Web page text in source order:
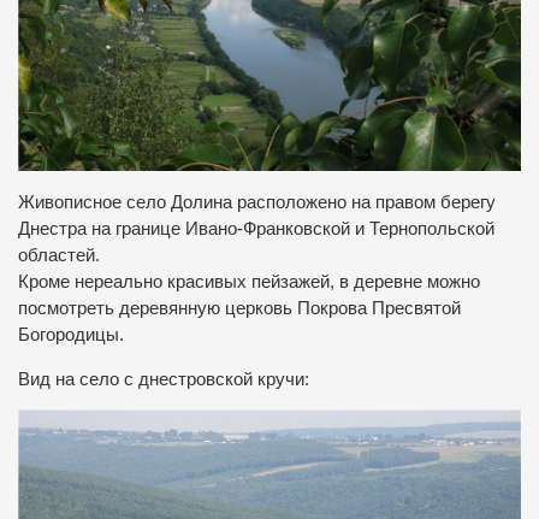
Живописное село Долина расположено на правом берегу
Днестра на границе Ивано-Франковской и Тернопольской
областей.
Кроме нереально красивых пейзажей, в деревне можно
посмотреть деревянную церковь Покрова Пресвятой
Богородицы.
Вид на село с днестровской кручи: